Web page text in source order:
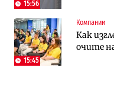
15:56
15:45
Компании
Как
очите
в лева:
А1